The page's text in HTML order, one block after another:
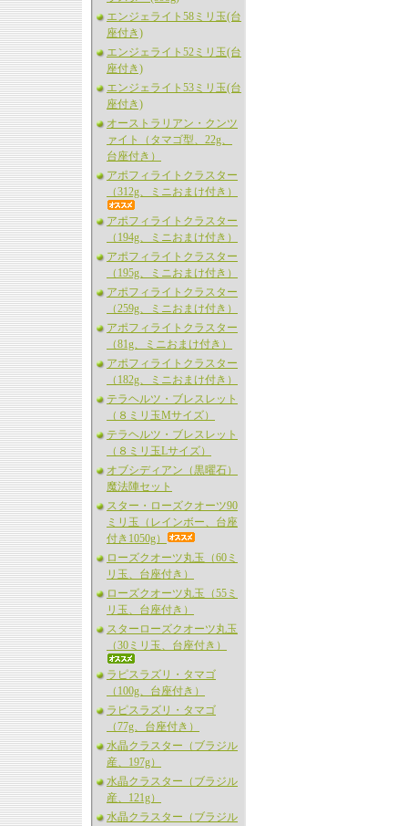
エンジェライト58ミリ玉(台
座付き)
エンジェライト52ミリ玉(台
座付き)
エンジェライト53ミリ玉(台
座付き)
オーストラリアン・クンツ
ァイト（タマゴ型、22g、
台座付き）
アポフィライトクラスター
（312g、ミニおまけ付き）
アポフィライトクラスター
（194g、ミニおまけ付き）
アポフィライトクラスター
（195g、ミニおまけ付き）
アポフィライトクラスター
（259g、ミニおまけ付き）
アポフィライトクラスター
（81g、ミニおまけ付き）
アポフィライトクラスター
（182g、ミニおまけ付き）
テラヘルツ・ブレスレット
（８ミリ玉Mサイズ）
テラヘルツ・ブレスレット
（８ミリ玉Lサイズ）
オブシディアン（黒曜石）
魔法陣セット
スター・ローズクオーツ90
ミリ玉（レインボー、台座
付き1050g）
ローズクオーツ丸玉（60ミ
リ玉、台座付き）
ローズクオーツ丸玉（55ミ
リ玉、台座付き）
スターローズクオーツ丸玉
（30ミリ玉、台座付き）
ラピスラズリ・タマゴ
（100g、台座付き）
ラピスラズリ・タマゴ
（77g、台座付き）
水晶クラスター（ブラジル
産、197g）
水晶クラスター（ブラジル
産、121g）
水晶クラスター（ブラジル